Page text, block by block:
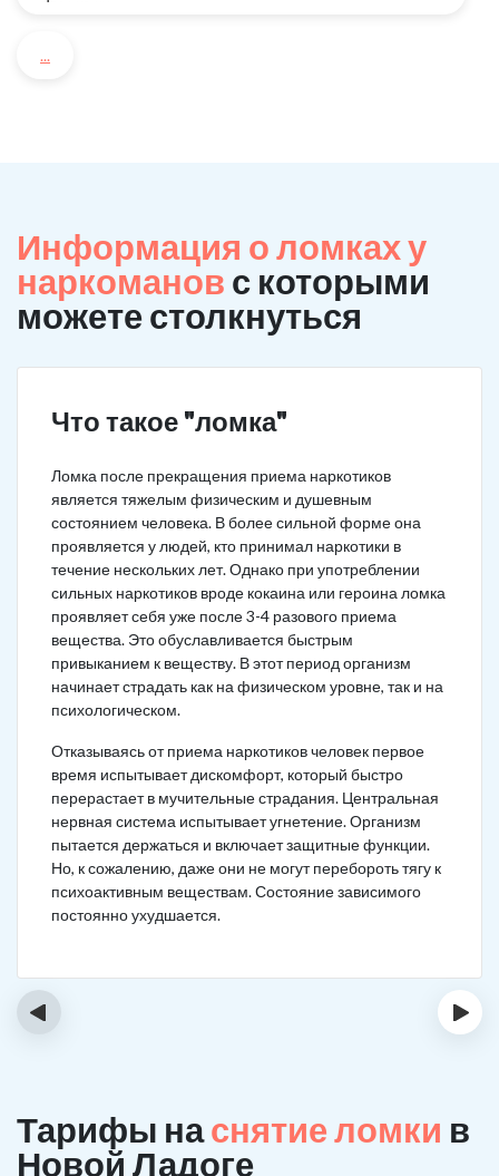
...
Информация о ломках у
наркоманов с которыми
можете столкнуться
Что такое "ломка"
Ломка после прекращения приема наркотиков
является тяжелым физическим и душевным
состоянием человека. В более сильной форме она
проявляется у людей, кто принимал наркотики в
течение нескольких лет. Однако при употреблении
сильных наркотиков вроде кокаина или героина ломка
проявляет себя уже после 3-4 разового приема
вещества. Это обуславливается быстрым
привыканием к веществу. В этот период организм
начинает страдать как на физическом уровне, так и на
психологическом.
Отказываясь от приема наркотиков человек первое
время испытывает дискомфорт, который быстро
перерастает в мучительные страдания. Центральная
нервная система испытывает угнетение. Организм
пытается держаться и включает защитные функции.
Но, к сожалению, даже они не могут перебороть тягу к
психоактивным веществам. Состояние зависимого
постоянно ухудшается.
‹ ›
Тарифы наснятие ломки в
Новой Ладоге